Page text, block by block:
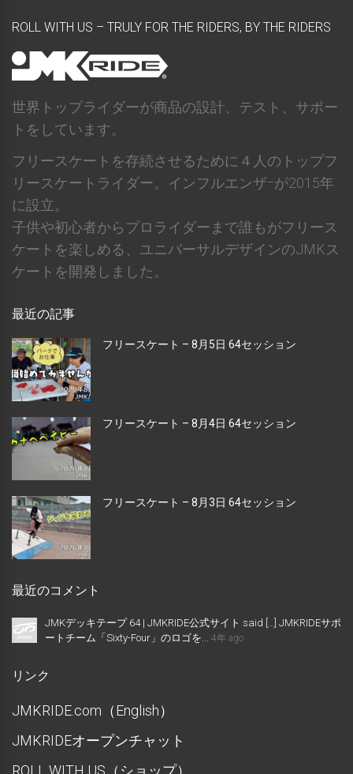
ROLL WITH US – TRULY FOR THE RIDERS, BY THE RIDERS
世界トップライダーが商品の設計、テスト、サポー
トをしています。
フリースケートを存続させるために４人のトップフ
リースケートライダー。インフルエンザｰが2015年
に設立。
子供や初心者からプロライダーまで誰もがフリース
ケートを楽しめる、ユニバーサルデザインのJMKス
ケートを開発しました。
最近の記事
フリースケート – 8月5日 64セッション
フリースケート – 8月4日 64セッション
フリースケート – 8月3日 64セッション
最近のコメント
JMKデッキテープ 64 | JMKRIDE公式サイト said […] JMKRIDEサポ
ートチーム「Sixty-Four」のロゴを...
4年 ago
リンク
JMKRIDE.com（English）
JMKRIDEオープンチャット
ROLL WITH US（ショップ）